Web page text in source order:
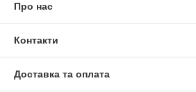
Про нас
Контакти
Доставка та оплата